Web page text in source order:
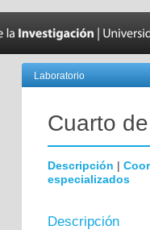
Laboratorio
Cuarto
Descripción |
especializados
Descripción